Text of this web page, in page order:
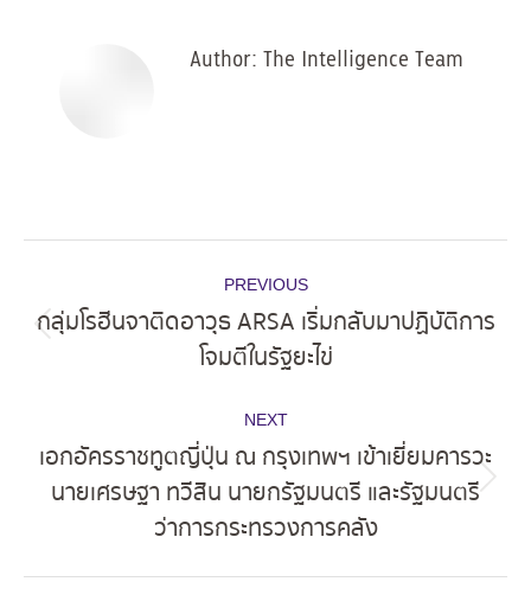
Author: The Intelligence Team
navigation
PREVIOUS
Previous
post:
กลุ่มโรฮีนจาติดอาวุธ ARSA เริ่มกลับมาปฏิบัติการ
โจมตีในรัฐยะไข่
NEXT
Next
post:
เอกอัครราชทูตญี่ปุ่น ณ กรุงเทพฯ เข้าเยี่ยมคารวะ
นายเศรษฐา ทวีสิน นายกรัฐมนตรี และรัฐมนตรี
ว่าการกระทรวงการคลัง